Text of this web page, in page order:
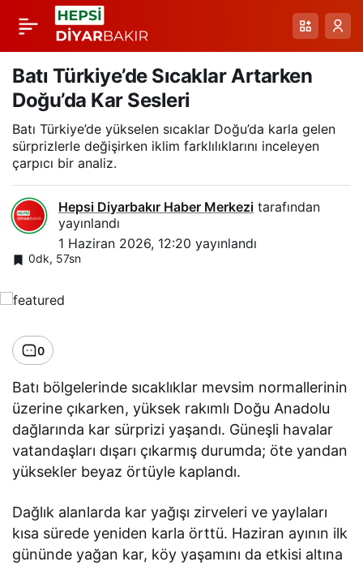
Batı Türkiye’de Sıcaklar Artarken
Doğu’da Kar Sesleri
Batı Türkiye’de yükselen sıcaklar Doğu’da karla gelen
sürprizlerle değişirken iklim farklılıklarını inceleyen
çarpıcı bir analiz.
Hepsi Diyarbakır Haber Merkezi tarafından
yayınlandı
1 Haziran 2026, 12:20 yayınlandı
0dk, 57sn
0
Batı bölgelerinde sıcaklıklar mevsim normallerinin
üzerine çıkarken, yüksek rakımlı Doğu Anadolu
dağlarında kar sürprizi yaşandı. Güneşli havalar
vatandaşları dışarı çıkarmış durumda; öte yandan
yüksekler beyaz örtüyle kaplandı.
Dağlık alanlarda kar yağışı zirveleri ve yaylaları
kısa sürede yeniden karla örttü. Haziran ayının ilk
gününde yağan kar, köy yaşamını da etkisi altına
Pınarbaşı Dağlık
Bölgesinde Koca
Engerek Görüntülendi
Paylaş